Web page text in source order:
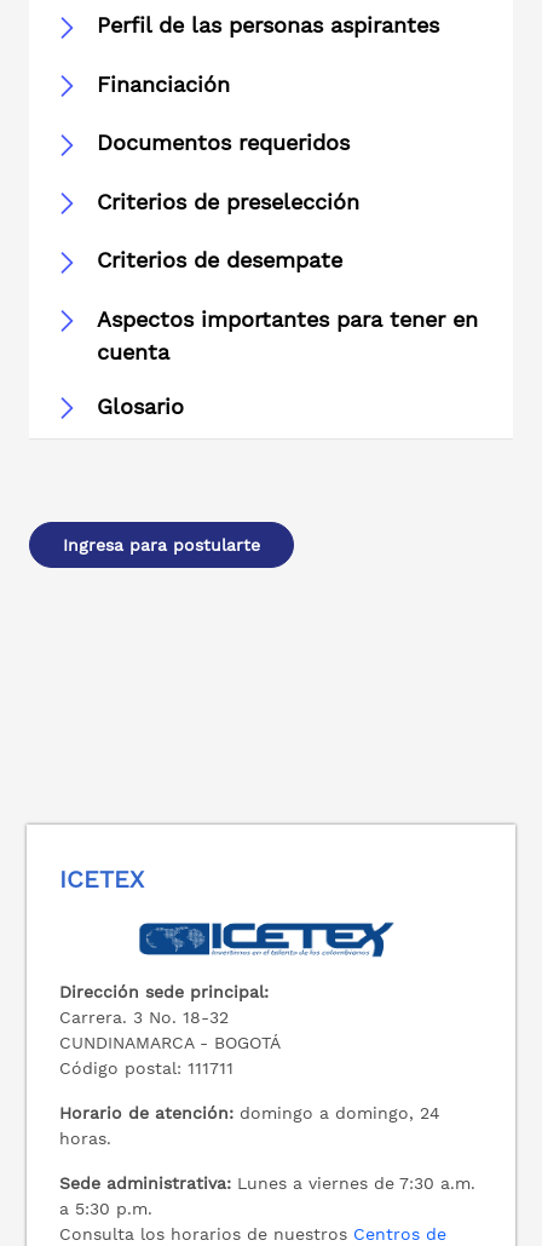
Perfil de las personas aspirantes
Financiación
Documentos requeridos
Criterios de preselección
Criterios de desempate
Aspectos importantes para tener en
cuenta
Glosario
Ingresa para postularte
ICETEX
Dirección sede principal:
Carrera. 3 No. 18-32
CUNDINAMARCA - BOGOTÁ
Código postal: 111711
Horario de atención: domingo a domingo, 24
horas.
Sede administrativa: Lunes a viernes de 7:30 a.m.
a 5:30 p.m.
Consulta los horarios de nuestros Centros de